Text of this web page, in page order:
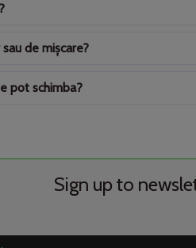
de mișcare?
pot schimba?
Sign up to